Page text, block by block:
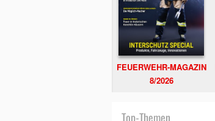
FEUERWEHR-MAGAZIN
8/2026
Top-Themen